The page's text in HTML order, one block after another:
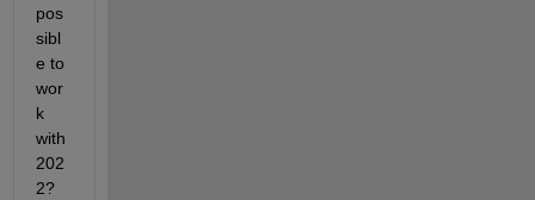
pos
sibl
e to
wor
k
with
202
2?